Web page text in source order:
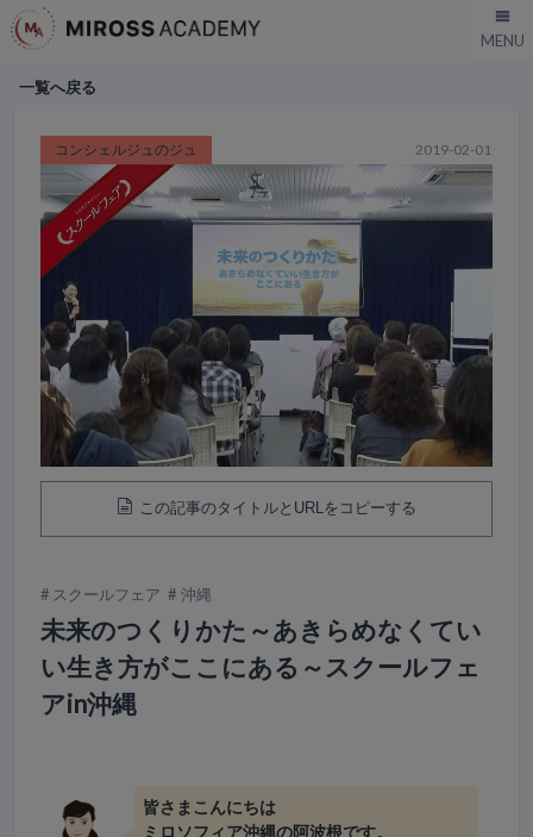
一覧へ戻る
2019-02-01
コンシェルジュのジュ
この記事のタイトルとURLをコピーする
スクールフェア 沖縄
未来のつくりかた～あきらめなくてい
い生き方がここにある～スクールフェ
アin沖縄
皆さまこんにちは
ミロソフィア沖縄の阿波根です。